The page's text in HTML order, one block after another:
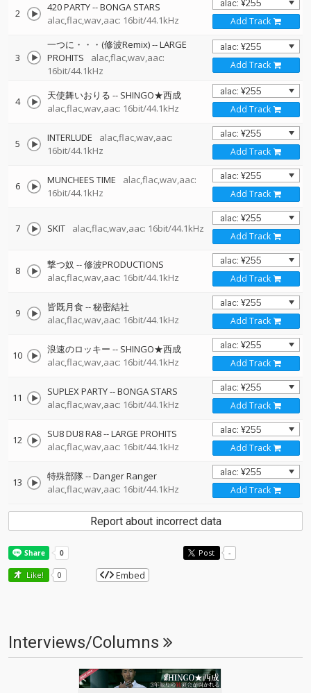
2 420 PARTY--BONGA STARS
alac,flac,wav,aac: 16bit/44.1kHz
Add Track
3
一つに・・・(修波Remix)--LARGE
PROHITS
alac,flac,wav,aac:
16bit/44.1kHz
Add Track
4 天使舞いおりる -- SHINGO★西成
alac,flac,wav,aac: 16bit/44.1kHz
Add Track
5 INTERLUDE
alac,flac,wav,aac:
16bit/44.1kHz
Add Track
6 MUNCHEES TIME
alac,flac,wav,aac:
16bit/44.1kHz
Add Track
7 SKIT alac,flac,wav,aac: 16bit/44.1kHz
Add Track
8 撃つ奴 --修波PRODUCTIONS
alac,flac,wav,aac: 16bit/44.1kHz
Add Track
9 皆既月食 --秘密結社
alac,flac,wav,aac: 16bit/44.1kHz
Add Track
10 浪速のロッキー -- SHINGO★西成
alac,flac,wav,aac: 16bit/44.1kHz
Add Track
11 SUPLEX PARTY--BONGA STARS
alac,flac,wav,aac: 16bit/44.1kHz
Add Track
12 SU8 DU8 RA8--LARGE PROHITS
alac,flac,wav,aac: 16bit/44.1kHz
Add Track
13 特殊部隊--Danger Ranger
alac,flac,wav,aac: 16bit/44.1kHz
Add Track
Report about incorrect data
Post -
Like! 0 Embed
Interviews/Columns